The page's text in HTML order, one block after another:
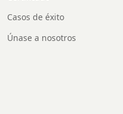
Casos de éxito
Únase a nosotros